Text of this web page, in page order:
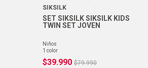
SIKSILK
SET SIKSILK SIKSILK KIDS
TWIN SET JOVEN
niños
1 color
$39.990 $79.990